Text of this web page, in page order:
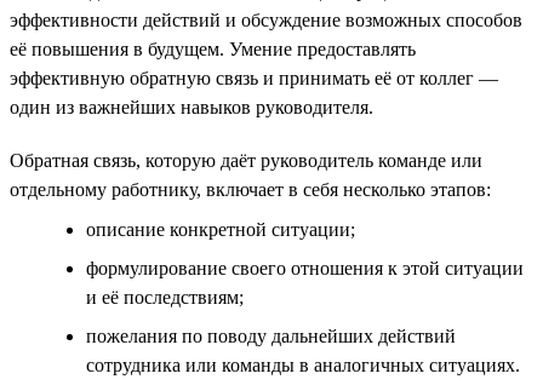
эффективности действий и обсуждение возможных способов
её повышения в будущем. Умение предоставлять
эффективную обратную связь и принимать её от коллег —
один из важнейших навыков руководителя.
Обратная связь, которую даёт руководитель команде или
отдельному работнику, включает в себя несколько этапов:
описание конкретной ситуации;
формулирование своего отношения к этой ситуации
и её последствиям;
пожелания по поводу дальнейших действий
сотрудника или команды в аналогичных ситуациях.